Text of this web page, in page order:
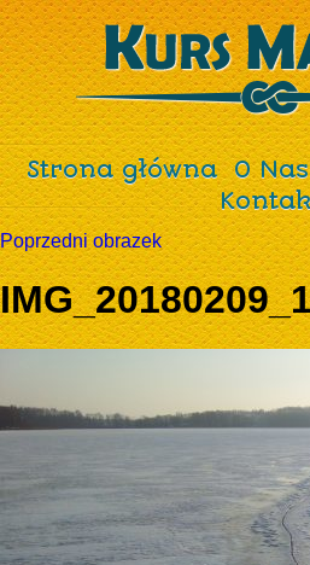
Strona główna O Nas
Poprzedni obrazek